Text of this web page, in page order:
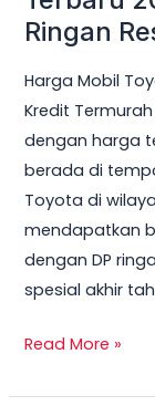
Ringan
Harga Mobil
Kredit
dengan harga
berada di
Toyota di
mendapatkan
dengan DP
spesial akhir
Toyota
Terbaru
2026
|
Promo,
Kredit
&
DP
Ringan
Dealer
Read More »